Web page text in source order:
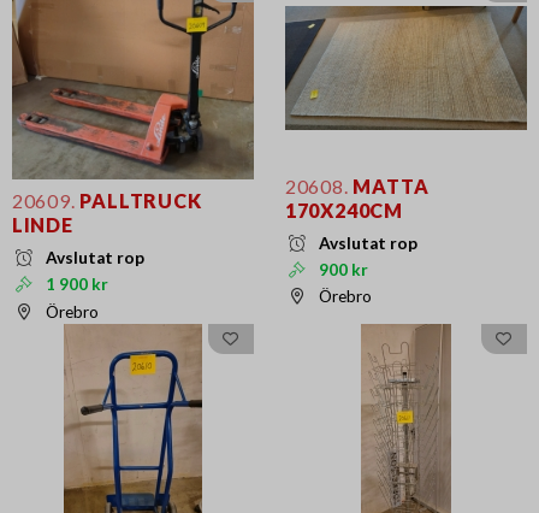
20609. PALLTRUCK
LINDE
Avslutat rop
1 900 kr
Örebro
20608. MATTA
170X240CM
Avslutat rop
900 kr
Örebro